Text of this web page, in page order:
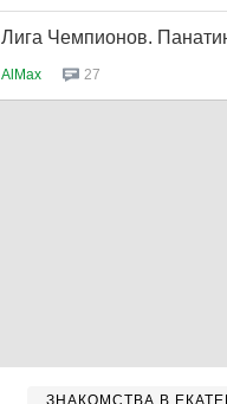
Лига Чемпионов.
AlMax 27
ЗНАКОМСТВА В